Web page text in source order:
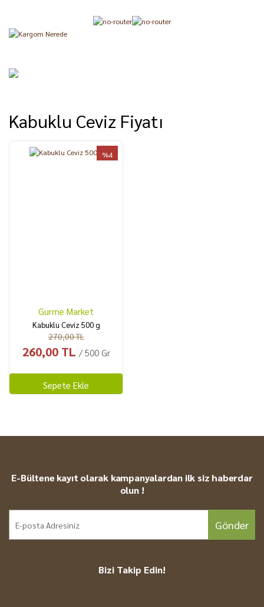
Kabuklu Ceviz Fiyatı
%4
Gurme Market
Kabuklu Ceviz 500 g
270,00 TL
260,00 TL / 500 Gr
Sepete Ekle
E-Bültene kayıt olarak kampanyalardan ilk siz haberdar
olun !
Gönder
Bizi Takip Edin!